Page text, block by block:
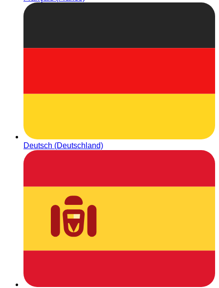
Deutsch (Deutschland)